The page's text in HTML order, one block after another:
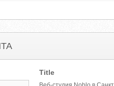
Title